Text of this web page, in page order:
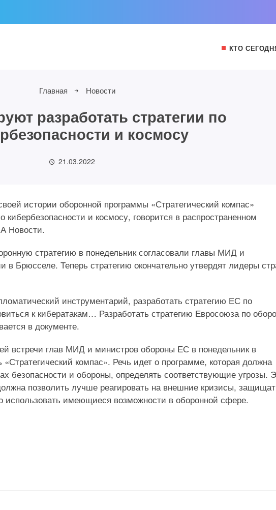
КТО
Главная Новости
разработать стратегии по
и космосу
21.03.2022
истории оборонной программы «Стратегический компас»
кибербезопасности и космосу, говорится в распространенном
Новости.
стратегию в понедельник согласовали главы МИД и
Брюсселе. Теперь стратегию окончательно утвердят лидеры
инструментарий, разработать стратегию ЕС по
к кибератакам… Разработать стратегию Евросоюза по
в документе.
встречи глав МИД и министров обороны ЕС в понедельник в
компас». Речь идет о программе, которая должна
безопасности и обороны, определять соответствующие угрозы.
позволить лучше реагировать на внешние кризисы,
использовать имеющиеся возможности в оборонной сфере.